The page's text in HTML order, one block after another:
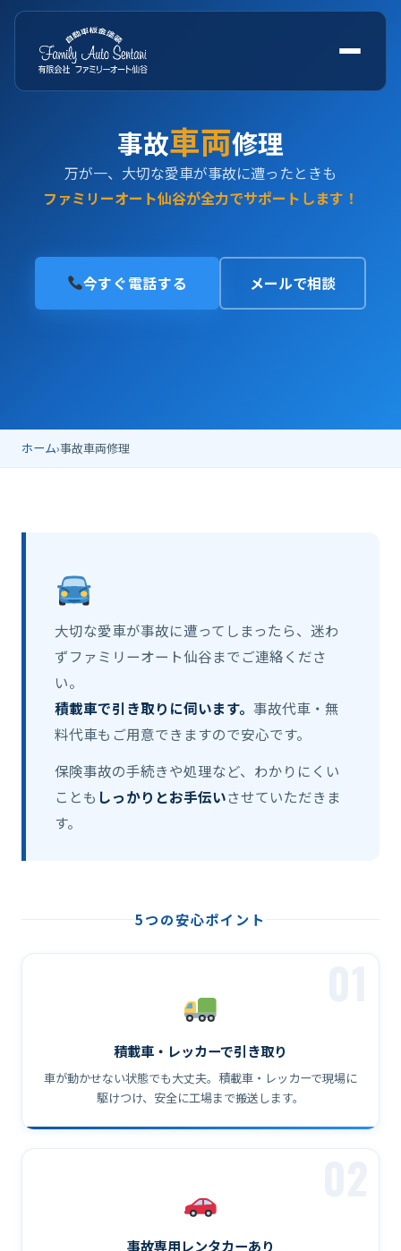
事故車両修理
万が一、大切な愛車が事故に遭ったときも
ファミリーオート仙谷が全力でサポートします！
今すぐ電話する メールで相談
ホーム›事故車両修理
大切な愛車が事故に遭ってしまったら、迷わ
ずファミリーオート仙谷までご連絡くださ
い。
積載車で引き取りに伺います。 事故代車・無
料代車もご用意できますので安心です。
保険事故の手続きや処理など、わかりにくい
ことも しっかりとお手伝いさせていただきま
す。
5つの安心ポイント
積載車・レッカーで引き取り
車が動かせない状態でも大丈夫。積載車・レッカーで現場に
駆けつけ、安全に工場まで搬送します。
事故専用レンタカーあり